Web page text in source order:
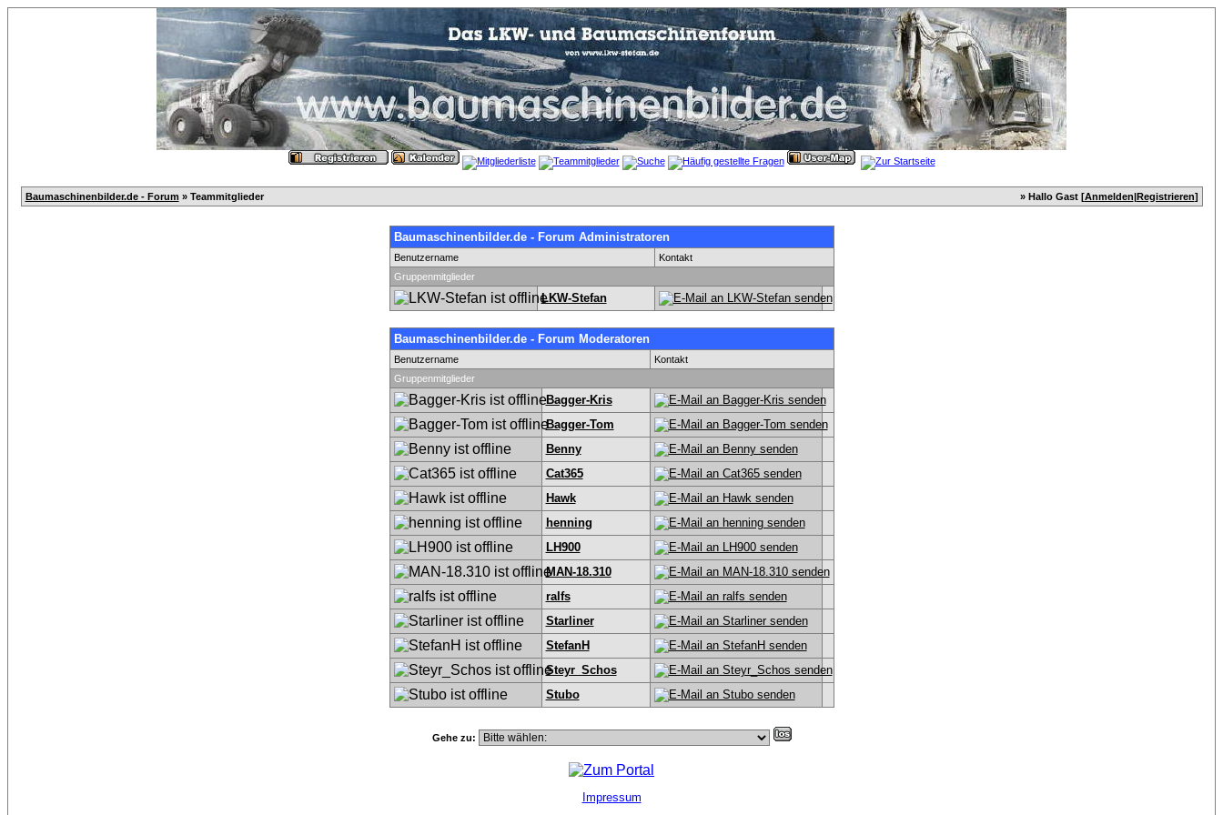
Baumaschinenbilder.de - Forum » Teammitglieder » Hallo Gast [Anmelden|Registrieren]
Baumaschinenbilder.de - Forum Administratoren
Benutzername
Kontakt
Gruppenmitglieder
LKW-Stefan
Baumaschinenbilder.de - Forum Moderatoren
Benutzername
Kontakt
Gruppenmitglieder
Bagger-Kris
Bagger-Tom
Benny
Cat365
Hawk
henning
LH900
MAN-18.310
ralfs
Starliner
StefanH
Steyr_Schos
Stubo
Gehe zu:
Impressum